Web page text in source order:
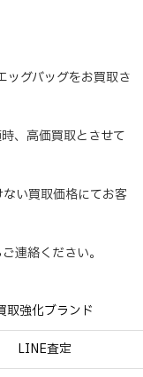
ッグバッグをお買取さ
、高価買取とさせて
い買取価格にてお客
連絡ください。
取強化ブランド
LINE査定